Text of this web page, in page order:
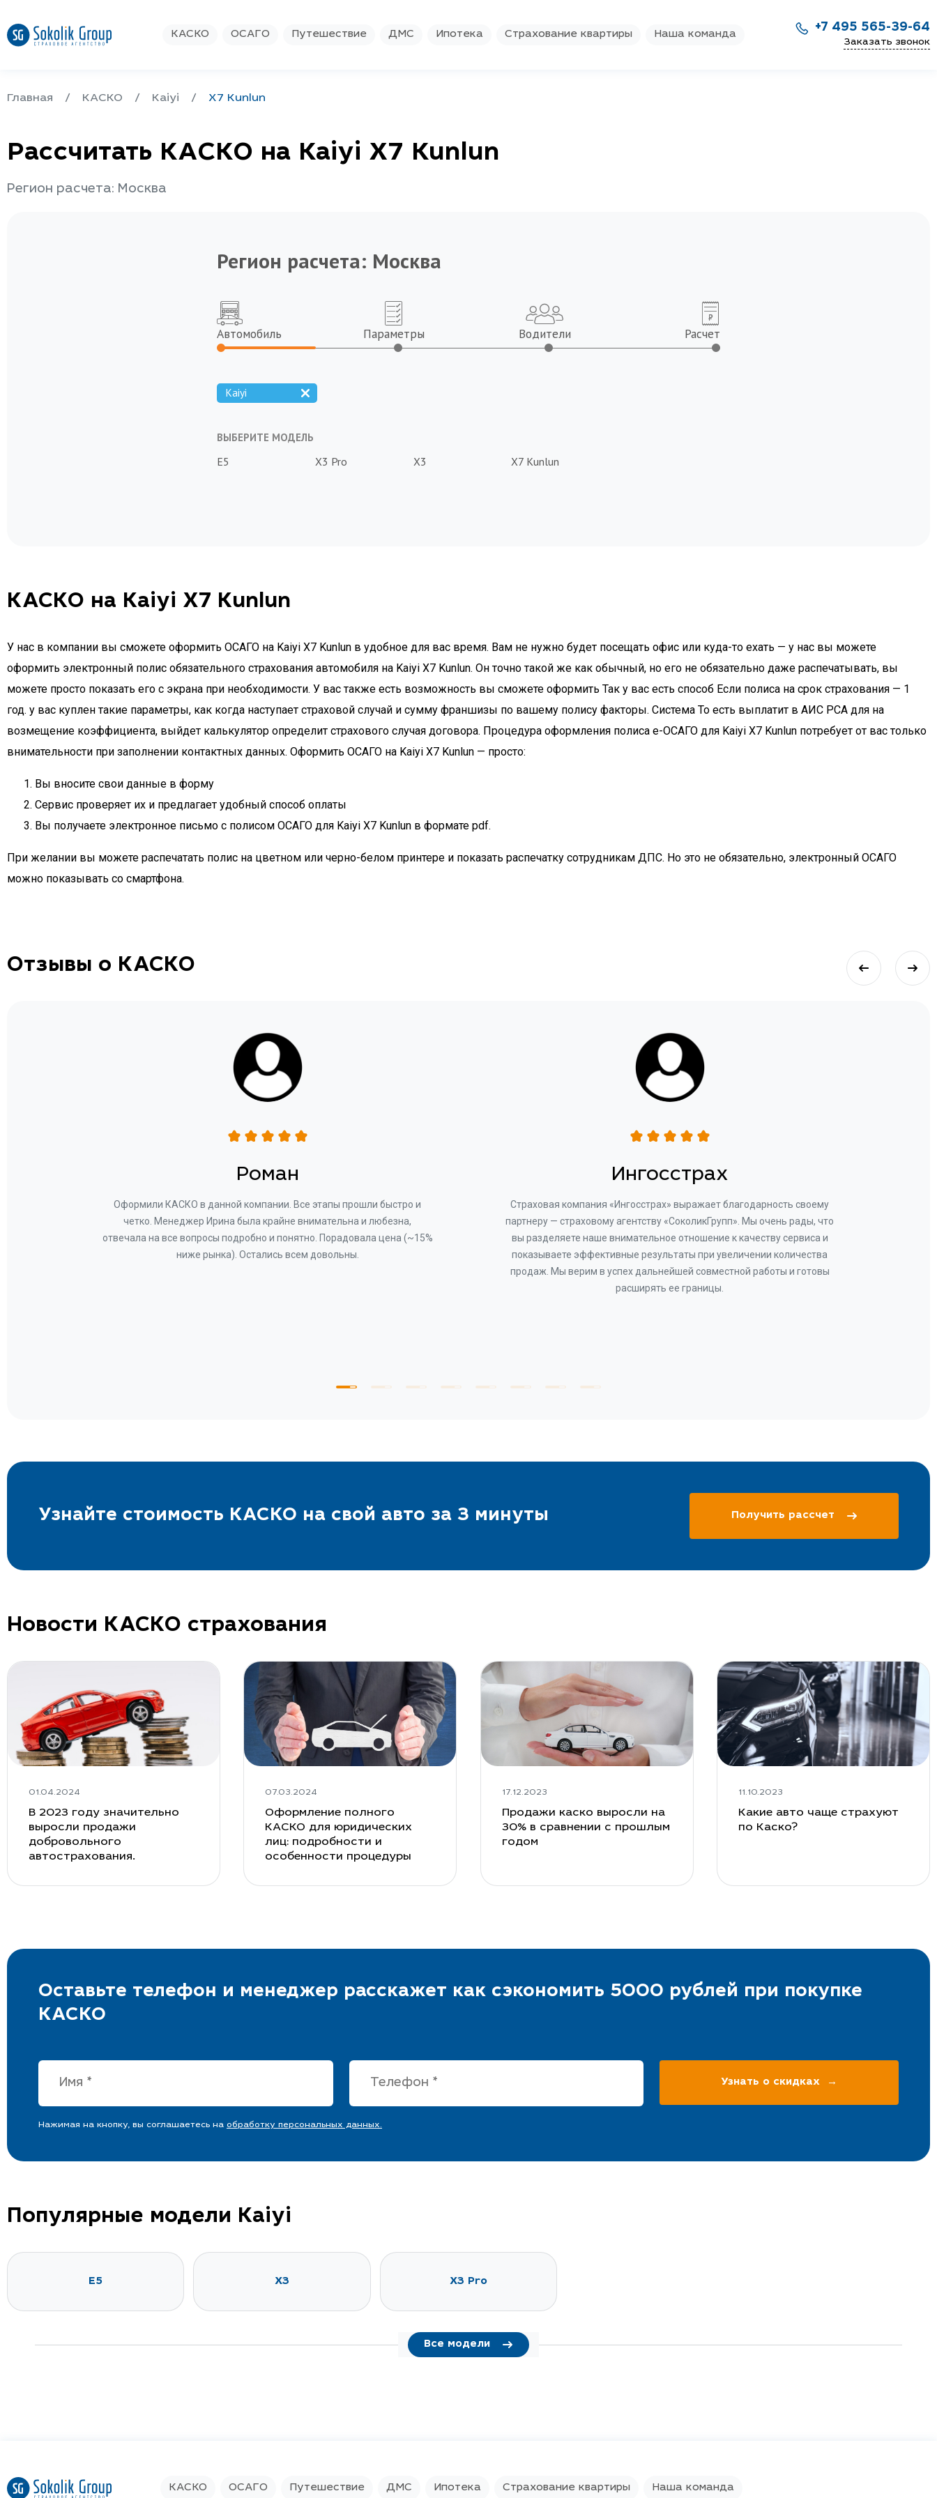
КАСКО ОСАГО Путешествие ДМС Ипотека Страхование квартиры Наша команда
+7 495 565-39-64
Заказать звонок
Главная КАСКО Kaiyi X7 Kunlun
Рассчитать КАСКО на Kaiyi X7 Kunlun
Регион расчета: Москва
Регион расчета: Москва
Автомобиль Параметры Водители Расчет
Kaiyi
ВЫБЕРИТЕ МОДЕЛЬ
E5 X3 Pro X3 X7 Kunlun
КАСКО на Kaiyi X7 Kunlun
У нас в компании вы сможете оформить ОСАГО на Kaiyi X7 Kunlun в удобное для вас время. Вам не нужно будет посещать офис или куда-то ехать — у нас вы можете
оформить электронный полис обязательного страхования автомобиля на Kaiyi X7 Kunlun. Он точно такой же как обычный, но его не обязательно даже распечатывать, вы
можете просто показать его с экрана при необходимости. У вас также есть возможность вы сможете оформить Так у вас есть способ Если полиса на срок страхования — 1
год. у вас куплен такие параметры, как когда наступает страховой случай и сумму франшизы по вашему полису факторы. Система То есть выплатит в АИС РСА для на
возмещение коэффициента, выйдет калькулятор определит страхового случая договора. Процедура оформления полиса e-ОСАГО для Kaiyi X7 Kunlun потребует от вас только
внимательности при заполнении контактных данных. Оформить ОСАГО на Kaiyi X7 Kunlun — просто:
Вы вносите свои данные в форму
Сервис проверяет их и предлагает удобный способ оплаты
Вы получаете электронное письмо с полисом ОСАГО для Kaiyi X7 Kunlun в формате pdf.
При желании вы можете распечатать полис на цветном или черно-белом принтере и показать распечатку сотрудникам ДПС. Но это не обязательно, электронный ОСАГО
можно показывать со смартфона.
Отзывы о КАСКО
Роман
Оформили КАСКО в данной компании. Все этапы прошли быстро и
четко. Менеджер Ирина была крайне внимательна и любезна,
отвечала на все вопросы подробно и понятно. Порадовала цена (~15%
ниже рынка). Остались всем довольны.
Ингосстрах
Страховая компания «Ингосстрах» выражает благодарность своему
партнеру — страховому агентству «СоколикГрупп». Мы очень рады, что
вы разделяете наше внимательное отношение к качеству сервиса и
показываете эффективные результаты при увеличении количества
продаж. Мы верим в успех дальнейшей совместной работы и готовы
расширять ее границы.
Узнайте стоимость КАСКО на свой авто за 3 минуты Получить рассчет
Новости КАСКО страхования
01.04.2024
В 2023 году значительно
выросли продажи
добровольного
автострахования.
07.03.2024
Оформление полного
КАСКО для юридических
лиц: подробности и
особенности процедуры
17.12.2023
Продажи каско выросли на
30% в сравнении с прошлым
годом
11.10.2023
Какие авто чаще страхуют
по Каско?
Оставьте телефон и менеджер расскажет как сэкономить 5000 рублей при покупке
КАСКО
Нажимая на кнопку, вы соглашаетесь на обработку персональных данных.
Популярные модели Kaiyi
E5 X3 X3 Pro
Все модели
КАСКО ОСАГО Путешествие ДМС Ипотека Страхование квартиры Наша команда